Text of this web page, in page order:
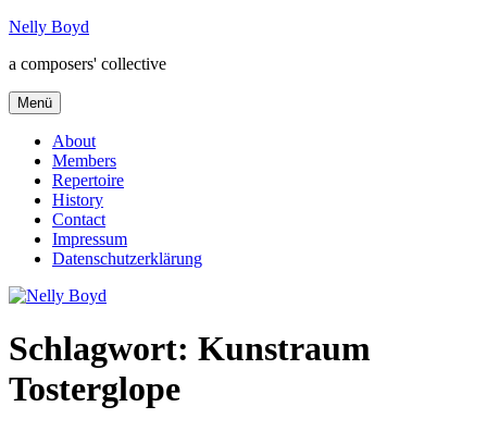
Zum
springen
Nelly Boyd
a composers' collective
Menü
About
Members
Repertoire
History
Contact
Impressum
Datenschutzerklärung
Schlagwort: Kunstraum
Tosterglope